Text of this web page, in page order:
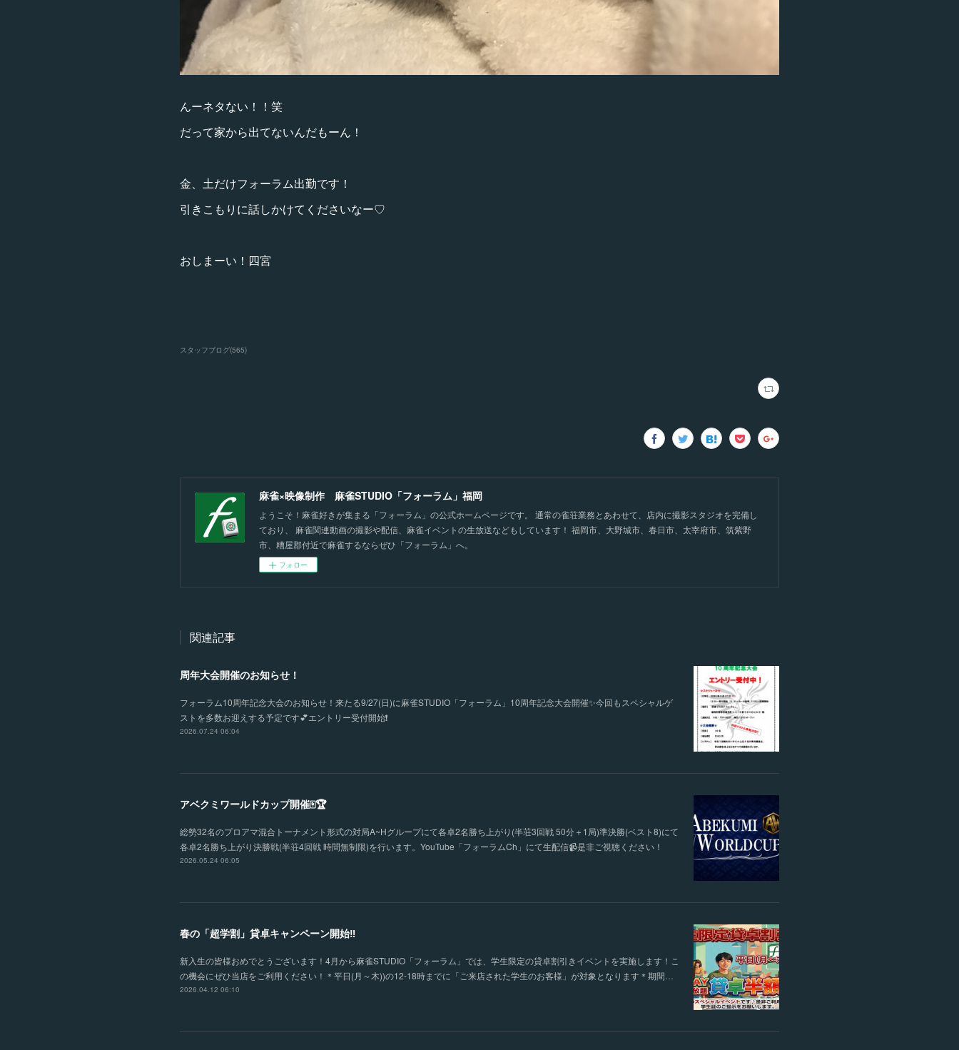
んーネタない！！笑
だって家から出てないんだもーん！
金、土だけフォーラム出勤です！
引きこもりに話しかけてくださいなー♡
おしまーい！四宮
スタッフブログ(565)
麻雀×映像制作 麻雀STUDIO「フォーラム」福岡
ようこそ！麻雀好きが集まる「フォーラム」の公式ホームページです。 通常の雀荘業務とあわせて、店内に撮影スタジオを完備し
ており、 麻雀関連動画の撮影や配信、麻雀イベントの生放送などもしています！ 福岡市、大野城市、春日市、太宰府市、筑紫野
市、糟屋郡付近で麻雀するならぜひ「フォーラム」へ。
フォロー
関連記事
周年大会開催のお知らせ！
フォーラム10周年記念大会のお知らせ！来たる9/27(日)に麻雀STUDIO「フォーラム」10周年記念大会開催✨今回もスペシャルゲ
ストを多数お迎えする予定です💕エントリー受付開始❗️
2026.07.24 06:04
アベクミワールドカップ開催🀄🏆
総勢32名のプロアマ混合トーナメント形式の対局A~Hグループにて各卓2名勝ち上がり(半荘3回戦 50分＋1局)準決勝(ベスト8)にて
各卓2名勝ち上がり決勝戦(半荘4回戦 時間無制限)を行います。YouTube「フォーラムCh」にて生配信📹是非ご視聴ください！
2026.05.24 06:05
春の「超学割」貸卓キャンペーン開始‼
新入生の皆様おめでとうございます！4月から麻雀STUDIO「フォーラム」では、学生限定の貸卓割引きイベントを実施します！こ
の機会にぜひ当店をご利用ください！＊平日(月～木))の12-18時までに「ご来店された学生のお客様」が対象となります＊期間…
2026.04.12 06:10